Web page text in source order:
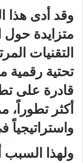
وقد أدى هذا
متزايدة حول
التقنيات
تحتية رقمية
قادرة على
أكثر تطوراً،
واستراتيجياً
ولهذا